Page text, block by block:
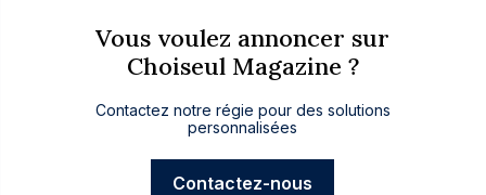
Vous voulez annoncer sur
Choiseul Magazine ?
Contactez notre régie pour des solutions
personnalisées
Contactez-nous